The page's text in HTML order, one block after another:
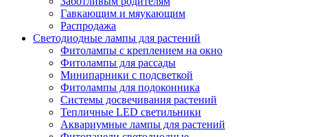
Гавкающим и мяукающим
Распродажа
Светодиодные лампы для растений
Фитолампы с креплением на окно
Фитолампы для рассады
Минипарники с подсветкой
Фитолампы для подоконника
Системы досвечивания растений
Тепличные LED светильники
Аквариумные лампы для растений